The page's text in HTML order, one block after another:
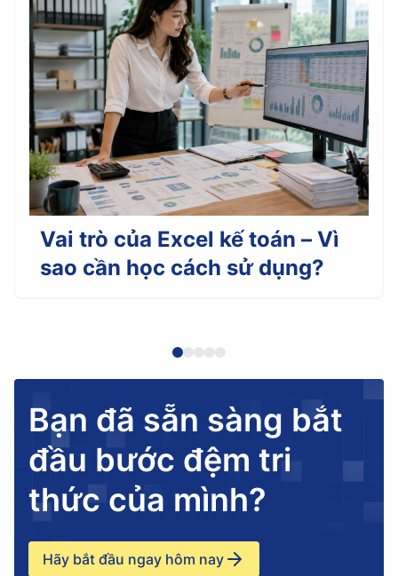
Vai trò của Excel kế toán – Vì
sao cần học cách sử dụng?
Bạn đã sẵn sàng bắt
đầu bước đệm tri
thức của mình?
Hãy bắt đầu ngay hôm nay